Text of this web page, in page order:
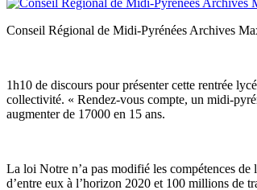
Conseil Régional de Midi-Pyrénées Archives
1h10 de discours pour présenter cette rentrée
collectivité. « Rendez-vous compte, un midi-
augmenter de 17000 en 15 ans.
La loi Notre n’a pas modifié les compétences
d’entre eux à l’horizon 2020 et 100 millions de